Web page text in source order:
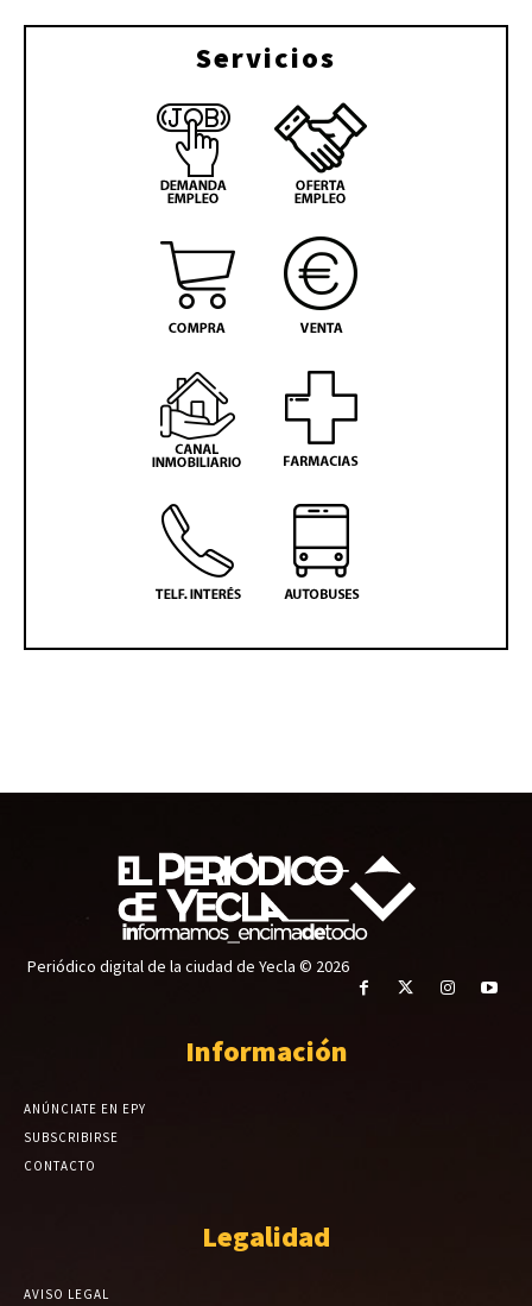
Servicios
Periódico digital de la ciudad de Yecla © 2026
Información
ANÚNCIATE EN EPY
SUBSCRIBIRSE
CONTACTO
Legalidad
AVISO LEGAL